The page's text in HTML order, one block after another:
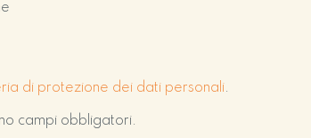
di protezione dei dati personali.
campi obbligatori.